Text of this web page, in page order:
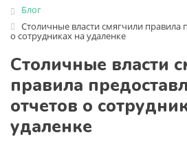
Блог
Столичные власти смягчили правила
о сотрудниках на удаленке
Столичные власти
правила
отчетов о
удаленке